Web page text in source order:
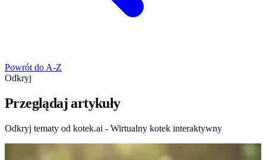
Powrót do A-Z
Odkryj
Przeglądaj artykuły
Odkryj tematy od kotek.ai - Wirtualny kotek interaktywny